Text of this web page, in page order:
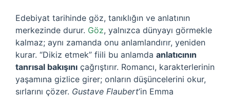
Edebiyat tarihinde göz, tanıklığın ve anlatının
merkezinde durur. Göz, yalnızca dünyayı görmekle
kalmaz; aynı zamanda onu anlamlandırır, yeniden
kurar. “Dikiz etmek” fiili bu anlamda anlatıcının
tanrısal bakışını çağrıştırır. Romancı, karakterlerinin
yaşamına gizlice girer; onların düşüncelerini okur,
sırlarını çözer. Gustave Flaubert’in Emma